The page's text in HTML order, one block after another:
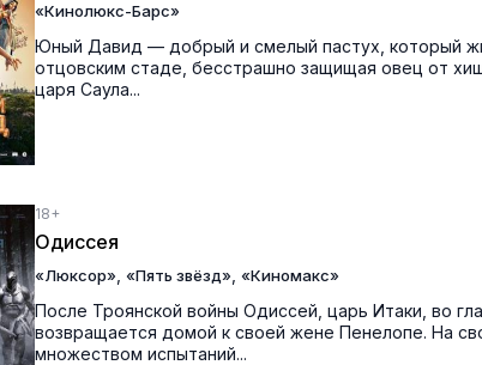
«Кинолюкс-Барс»
Юный Давид — добрый и смелый пастух, который
отцовским стаде, бесстрашно защищая овец от
царя Саула...
18+
Одиссея
«Люксор» «Пять звёзд» «Киномакс»
После Троянской войны Одиссей, царь Итаки, во
возвращается домой к своей жене Пенелопе. На
множеством испытаний...